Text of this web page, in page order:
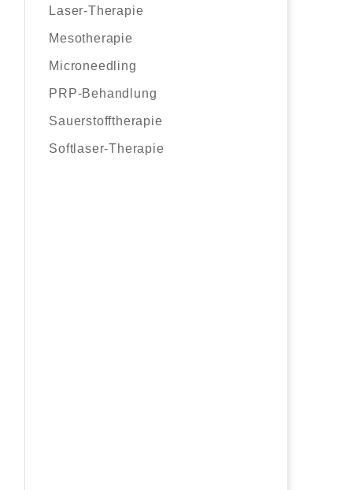
Laser-Therapie
Mesotherapie
Microneedling
PRP-Behandlung
Sauerstofftherapie
Softlaser-Therapie